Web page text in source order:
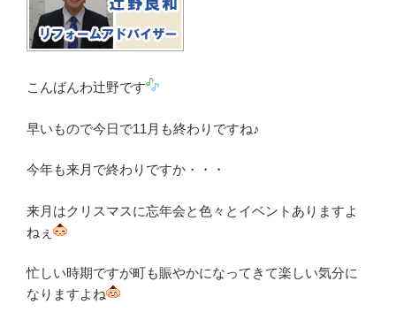
こんばんわ辻野です
早いもので今日で11月も終わりですね♪
今年も来月で終わりですか・・・
来月はクリスマスに忘年会と色々とイベントありますよ
ねぇ
忙しい時期ですが町も賑やかになってきて楽しい気分に
なりますよね